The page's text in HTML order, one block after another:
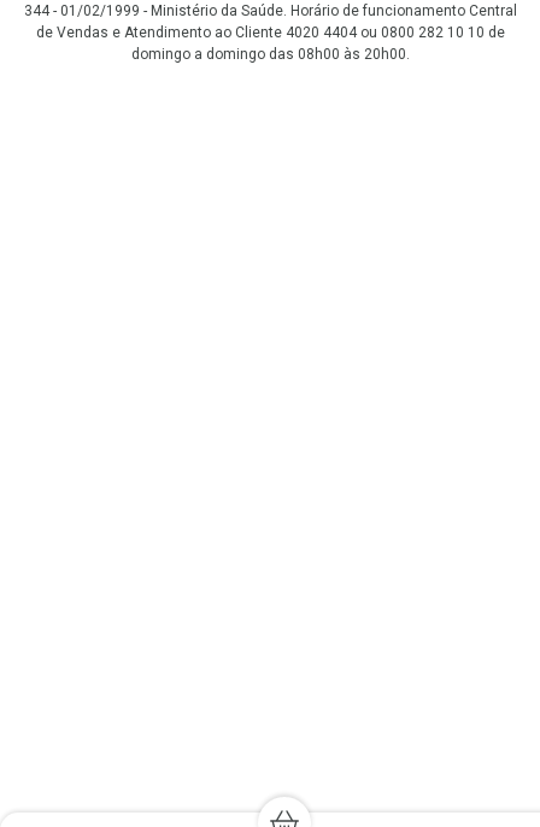
344 - 01/02/1999 - Ministério da Saúde. Horário de funcionamento Central
de Vendas e Atendimento ao Cliente 4020 4404 ou 0800 282 10 10 de
domingo a domingo das 08h00 às 20h00.